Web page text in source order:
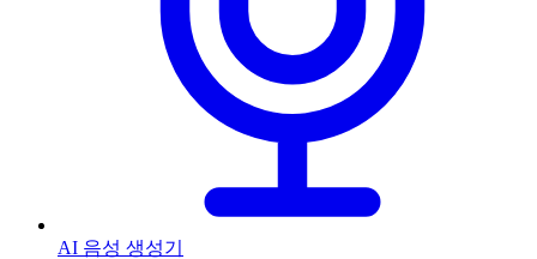
AI 음성 생성기